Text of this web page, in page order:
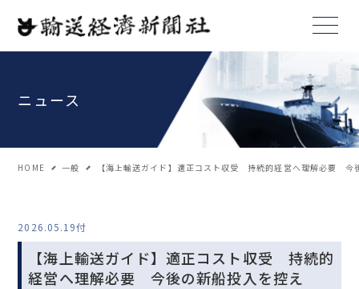
ニュース
HOME 一般 【海上輸送ガイド】適正コスト収受 持続的経営へ理解必要 今
2026.05.19付
【海上輸送ガイド】適正コスト収受 持続的
経営へ理解必要 今後の新船投入を控え